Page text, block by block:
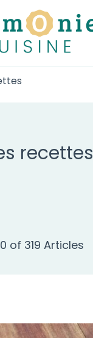
Cuisine
recettes
of 319 Articles